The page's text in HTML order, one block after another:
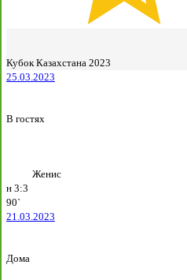
Кубок Казахстана 2023
25.03.2023
В гостях
Женис
н 3:3
90`
21.03.2023
Дома